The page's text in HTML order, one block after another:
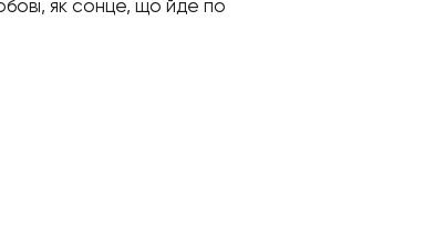
як сонце, що йде по